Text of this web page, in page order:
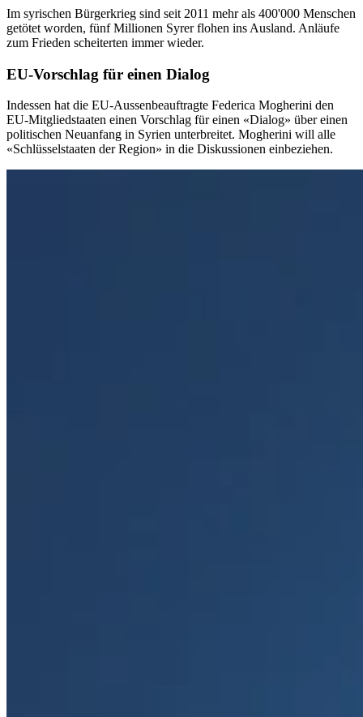
Im syrischen Bürgerkrieg sind seit 2011 mehr als 400'000 Menschen
getötet worden, fünf Millionen Syrer flohen ins Ausland. Anläufe
zum Frieden scheiterten immer wieder.
EU-Vorschlag für einen Dialog
Indessen hat die EU-Aussenbeauftragte Federica Mogherini den
EU-Mitgliedstaaten einen Vorschlag für einen «Dialog» über einen
politischen Neuanfang in Syrien unterbreitet. Mogherini will alle
«Schlüsselstaaten der Region» in die Diskussionen einbeziehen.